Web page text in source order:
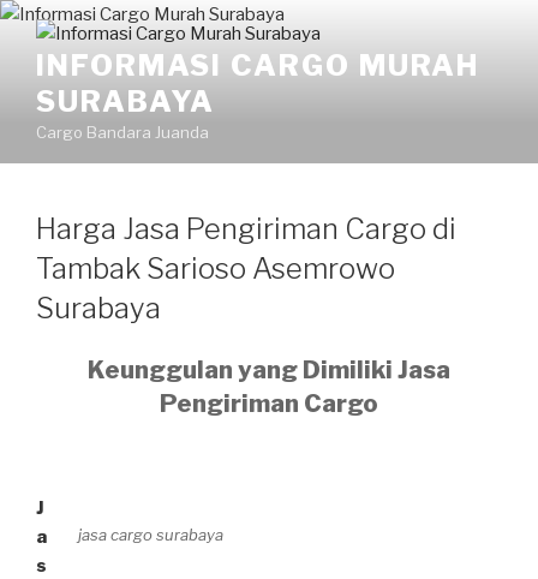
INFORMASI CARGO MURAH
SURABAYA
Cargo Bandara Juanda
Harga Jasa Pengiriman Cargo di
Tambak Sarioso Asemrowo
Surabaya
Keunggulan yang Dimiliki Jasa
Pengiriman Cargo
jasa cargo surabaya
J
a
s